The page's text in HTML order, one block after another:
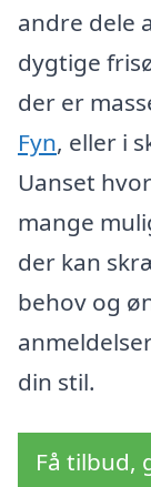
andre dele
dygtige
der er
Fyn, eller i
Uanset
mange
der kan
behov og
din stil.
Få tilbud,